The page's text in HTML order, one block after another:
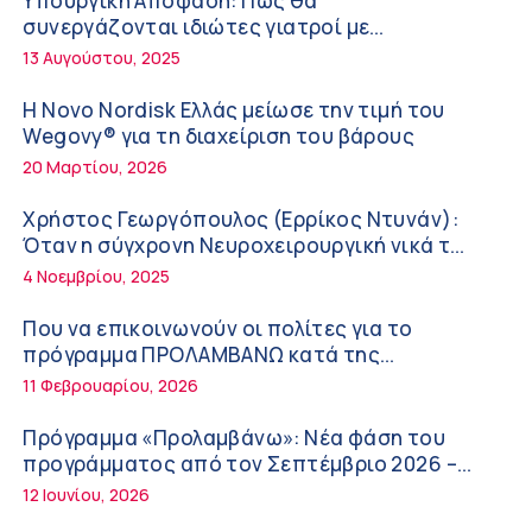
συμπληρώματα
7:38 πμ
Πυρκαγιά στη Δυτική Αττική: Οι κίνδυνοι για
τη δημόσια υγεία
7:16 πμ
Metropolitan Hospital: Στο επίκεντρο των
εξελίξεων για την Τεχνητή Νοημοσύνη και
την Ογκολογία
6:28 πμ
Παύλος Γιαννακόπουλος – ΒΙΑΝΕΞ
5:27 πμ
Στέλιος Λιανός – INTERAMERICAN / Αθηναϊκή
Γενική Κλινική
5:17 πμ
Σε Λαμία και Καρδίτσα ο Υπουργός Υγείας Άδ.
Γεωργιάδης για την παραλαβή 7
συνεργάζονται ιδιώτες γιατροί με
νοσοκομεία του δημοσίου συστήματος
13 Αυγούστου, 2025
Η Novo Nordisk Ελλάς μείωσε την τιμή του
Wegovy® για τη διαχείριση του βάρους
20 Μαρτίου, 2026
Χρήστος Γεωργόπουλος (Ερρίκος Ντυνάν):
Όταν η σύγχρονη Νευροχειρουργική νικά το
φόβο!
4 Νοεμβρίου, 2025
Που να επικοινωνούν οι πολίτες για το
πρόγραμμα ΠΡΟΛΑΜΒΑΝΩ κατά της
παχυσαρκίας
11 Φεβρουαρίου, 2026
Πρόγραμμα «Προλαμβάνω»: Νέα φάση του
προγράμματος από τον Σεπτέμβριο 2026 –
Δωρεάν προληπτικές εξετάσεις έως το 2030
12 Ιουνίου, 2026